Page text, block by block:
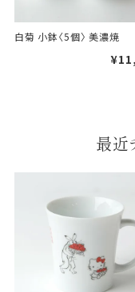
一般的なギフ
天掛け包装
白菊 小鉢〈5個〉 美濃焼
最近